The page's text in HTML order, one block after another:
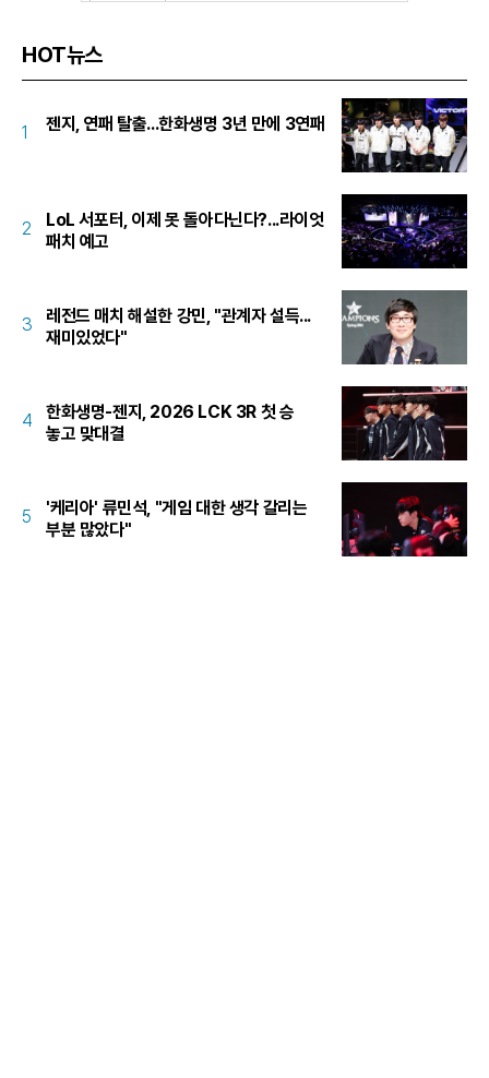
HOT뉴스
1 젠지, 연패 탈출...한화생명 3년 만에 3연패
2
LoL 서포터, 이제 못 돌아다닌다?...라이엇
패치 예고
3
레전드 매치 해설한 강민, "관계자 설득...
재미있었다"
4
한화생명-젠지, 2026 LCK 3R 첫 승
놓고 맞대결
5
'케리아' 류민석, "게임 대한 생각 갈리는
부분 많았다"